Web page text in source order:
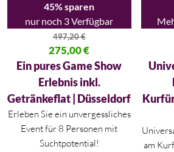
45% sparen
nur noch 3 Verfügbar
497,20€
Ursprünglicher Preis war: 497,20 €
275,00€
Aktueller Preis ist: 275,00 €.
Ein pures Game Show
Erlebnis inkl.
Getränkeflat | Düsseldorf
Erleben Sie ein unvergessliches
Event für 8 Personen mit
Suchtpotential!
am